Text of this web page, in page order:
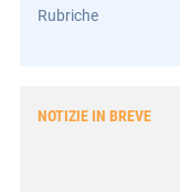
Rubriche
NOTIZIE IN BREVE